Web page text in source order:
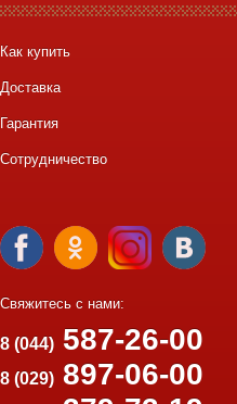
Как купить
Доставка
Гарантия
Сотрудничество
Свяжитесь с нами:
8 (044) 587-26-00
8 (029) 897-06-00